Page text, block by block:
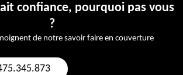
confiance, pourquoi pas vous
?
de notre savoir faire en couverture